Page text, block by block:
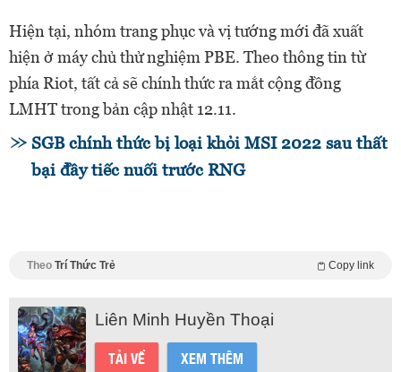
Hiện tại, nhóm trang phục và vị tướng mới đã xuất
hiện ở máy chủ thử nghiệm PBE. Theo thông tin từ
phía Riot, tất cả sẽ chính thức ra mắt cộng đồng
LMHT trong bản cập nhật 12.11.
SGB chính thức bị loại khỏi MSI 2022 sau thất
bại đầy tiếc nuối trước RNG
Theo Trí Thức Trẻ Copy link
Liên Minh Huyền Thoại
TẢI VỀ XEM THÊM